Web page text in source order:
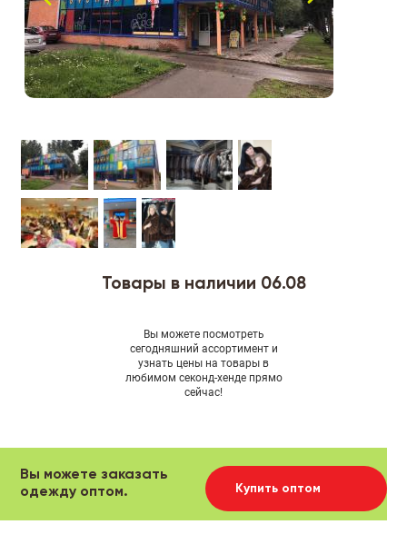
Товары в наличии 06.08
Вы можете посмотреть
сегодняшний ассортимент и
узнать цены на товары в
любимом секонд-хенде прямо
сейчас!
Вы можете заказать
одежду оптом.
Купить оптом